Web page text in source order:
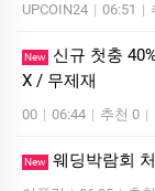
UPCOIN24 | 06:51 |
New
신규 첫충
X / 무제재
00 | 06:44 | 추천 0 |
New 웨딩박람회